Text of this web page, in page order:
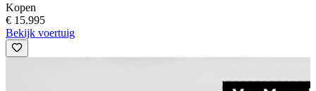
Kopen
€ 15.995
Bekijk voertuig